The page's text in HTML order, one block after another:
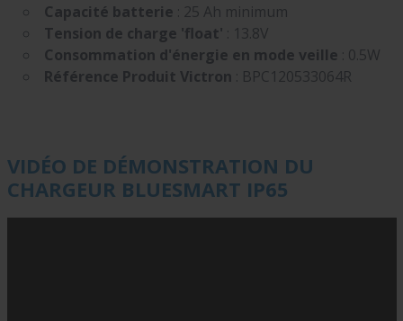
Capacité batterie : 25 Ah minimum
Tension de charge 'float' : 13.8V
Consommation d'énergie en mode veille : 0.5W
Référence Produit Victron : BPC120533064R
VIDÉO DE DÉMONSTRATION DU
CHARGEUR BLUESMART IP65